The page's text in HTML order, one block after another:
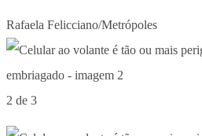
Rafaela Felicciano/Metrópoles
2 de 3